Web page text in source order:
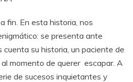
fin. En esta historia, nos
se presenta ante
su historia, un paciente de
momento de querer escapar. A
de sucesos inquietantes y